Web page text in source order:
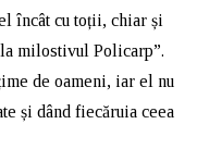
încât cu toții, chiar și
milostivul Policarp”.
de oameni, iar el nu
și dând fiecăruia ceea